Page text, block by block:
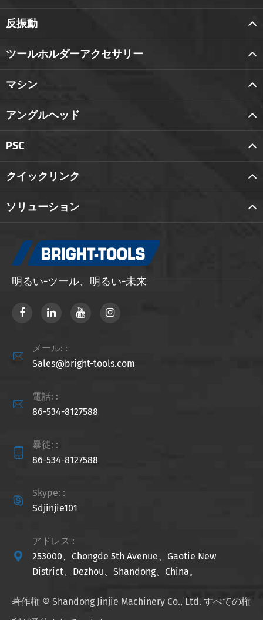
反振動
ツールホルダーアクセサリー
マシン
アングルヘッド
PSC
クイックリンク
ソリューション
明るい-ツール、明るい-未来

メール: :
Sales@bright-tools.com

電話: :
86-534-8127588

暴徒: :
86-534-8127588

Skype: :
Sdjinjie101

アドレス :
253000、Chongde 5th Avenue、Gaotie New
District、Dezhou、Shandong、China。
著作権 © Shandong Jinjie Machinery Co., Ltd. すべての権